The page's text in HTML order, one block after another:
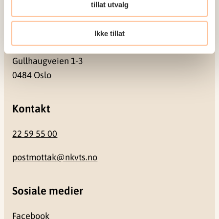
tillat utvalg
Ikke tillat
Gullhaugveien 1-3
0484 Oslo
Kontakt
22 59 55 00
postmottak@nkvts.no
Sosiale medier
Facebook